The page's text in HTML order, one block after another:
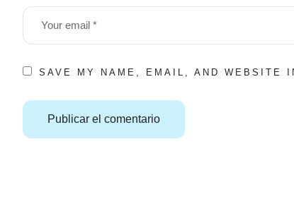
SAVE MY NAME, EMAIL, AND WEBSITE